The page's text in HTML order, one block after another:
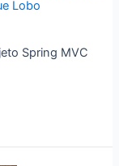
Lobo
Spring MVC